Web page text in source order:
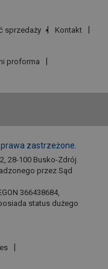
sprzedaży
Kontakt
proforma
zastrzeżone.
28-100 Busko-Zdrój
przez Sąd
366438684,
status dużego